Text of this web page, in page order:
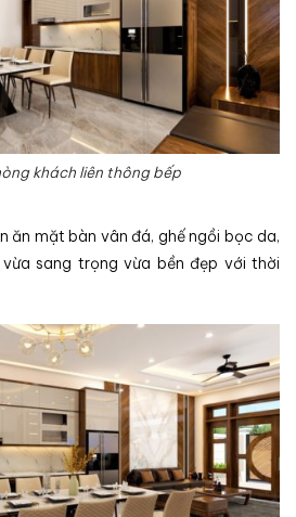
khách liên thông bếp
ăn mặt bàn vân đá, ghế ngồi bọc da,
sang trọng vừa bền đẹp với thời